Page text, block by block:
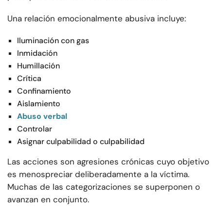
Una relación emocionalmente abusiva incluye:
Iluminación con gas
Inmidación
Humillación
Crítica
Confinamiento
Aislamiento
Abuso verbal
Controlar
Asignar culpabilidad o culpabilidad
Las acciones son agresiones crónicas cuyo objetivo
es menospreciar deliberadamente a la víctima.
Muchas de las categorizaciones se superponen o
avanzan en conjunto.